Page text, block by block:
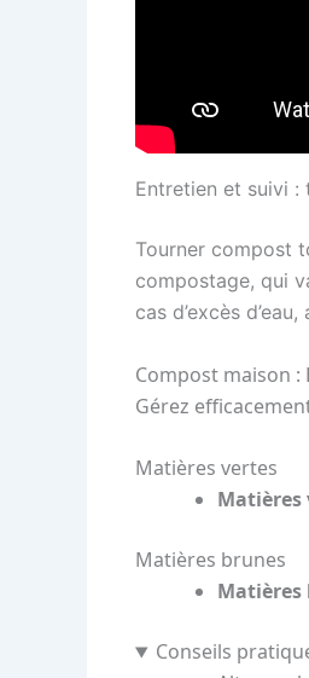
Entretien et suivi
Tourner compost
compostage, qui
cas d’excès
Compost maison
Gérez
Matières vertes
Matières
Matières brunes
Matières
Conseils